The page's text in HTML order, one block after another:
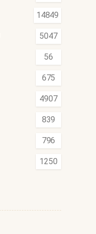
14849
5047
56
675
4907
839
796
1250